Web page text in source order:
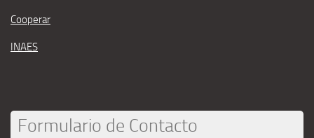
Cooperar
INAES
Formulario de Contacto